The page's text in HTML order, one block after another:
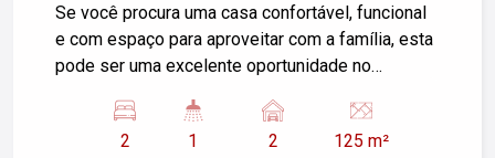
Se você procura uma casa confortável, funcional
e com espaço para aproveitar com a família, esta
pode ser uma excelente oportunidade no
conta com 125 m² de terreno e 95 m² de área útil,
oferecendo ambientes bem distribuídos e uma
2 1 2 125 m²